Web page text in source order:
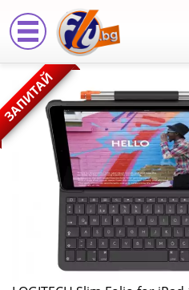
Slim
Folio
for
iPad
10th
gen
ЗАПИТАЙ